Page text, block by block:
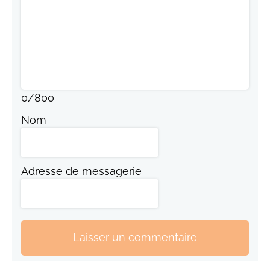
0/800
Nom
Adresse de messagerie
Laisser un commentaire